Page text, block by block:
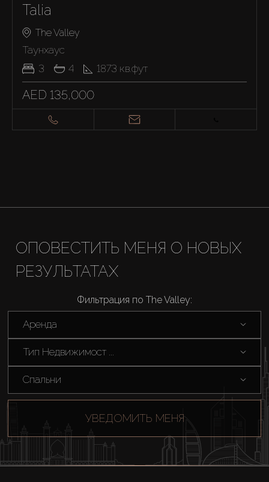
Talia
The Valley
Таунхаус
3
4 1873 кв.фут
AED 135,000
ОПОВЕСТИТЬ МЕНЯ О НОВЫХ
РЕЗУЛЬТАТАХ
Фильтрация по The Valley:
Аренда
Тип Недвижимост ...
Спальни
УВЕДОМИТЬ МЕНЯ